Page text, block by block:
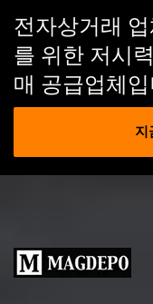
전자상거래
를 위한 저시
매 공급업체
지